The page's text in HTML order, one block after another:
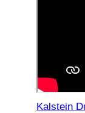
Kalstein